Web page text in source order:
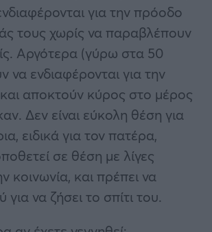
για την πρόοδο
τους χωρίς να παραβλέπουν
Αργότερα (γύρω στα 50
να ενδιαφέρονται για την
αποκτούν κύρος στο μέρος
Δεν είναι εύκολη θέση για
ειδικά για τον πατέρα,
σε θέση με λίγες
κοινωνία, και πρέπει να
για να ζήσει το σπίτι του.